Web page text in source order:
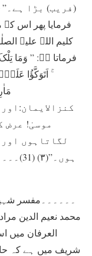
فرمایا پھر اس
کلیم اللہ علیہ
اَتَوَکَّؤُا
موسیٰ! عرض
لگاتاہوں
محمد نعیم الدین
العرفان میں
شریف میں ہے کہ